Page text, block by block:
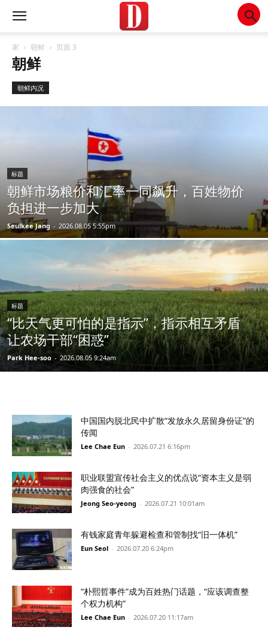
家 朝鲜 页面 3
朝鲜
朝鲜内况
标题
朝鲜市场粮价和汇率一同飙升，百姓物价
负担进一步加大
Seulkee Jang - 2026.08.05 5:55pm
标题
“比天气更可怕的是指示”，指示相互矛盾
让农场干部“困惑”
Park Hee-soo - 2026.08.05 9:24am
中国国内脱北民中扩散“发放永久居留身份证”的
传闻
Lee Chae Eun - 2026.07.21 6:16pm
职业联盟宣传社会主义的优点说“资本主义是弱
肉强食的社会”
Jeong Seo-yeong - 2026.07.21 10:01am
有钱家庭青年躲避检查和管制找“旧一体机”
Eun Seol - 2026.07.20 6:24pm
“朴熙哲事件”成为百姓热门话题，“应该调查整
个权力机构”
Lee Chae Eun - 2026.07.20 11:17am